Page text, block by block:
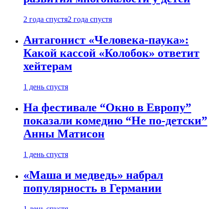
2 года спустя2 года спустя
Антагонист «Человека-паука»:
Какой кассой «Колобок» ответит
хейтерам
1 день спустя
На фестивале “Окно в Европу”
показали комедию “Не по-детски”
Анны Матисон
1 день спустя
«Маша и медведь» набрал
популярность в Германии